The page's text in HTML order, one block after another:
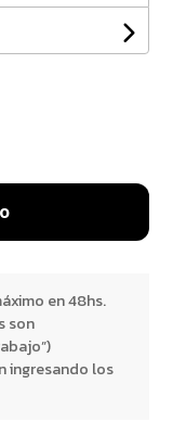
en 48hs.
son
ingresando los